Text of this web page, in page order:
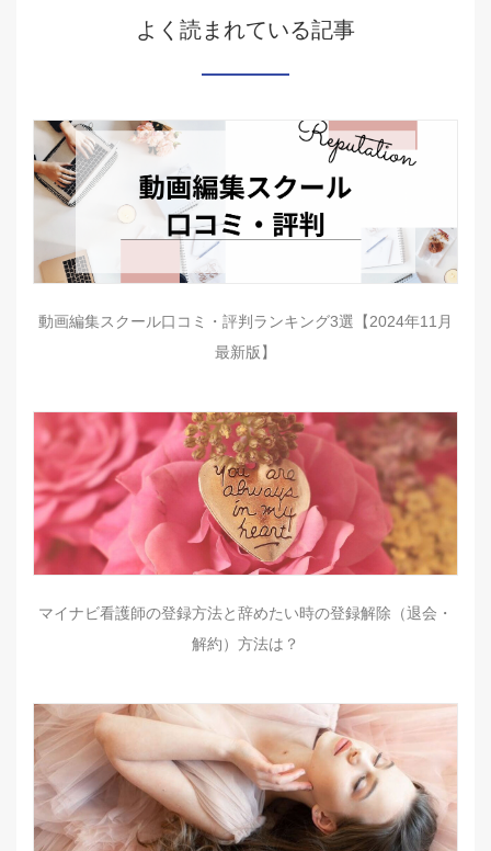
よく読まれている記事
動画編集スクール口コミ・評判ランキング3選【2024年11月
最新版】
マイナビ看護師の登録方法と辞めたい時の登録解除（退会・
解約）方法は？